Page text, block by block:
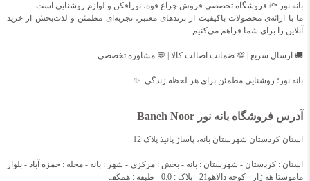
بانه نور 🔦 فروشگاه تخصصی فروش چراغ قوه، نورافکن و لوازم روشنایی است.
ما با ارائه‌ی محصولات باکیفیت از برندهای معتبر، تجربه‌ای مطمئن و لذت‌بخش از خرید
آنلاین را برای شما فراهم می‌کنیم.
🚚 ارسال سریع | 💯 ضمانت اصالت کالا | 💬 مشاوره تخصصی
بانه نور؛ روشنایی مطمئن برای هر لحظه زندگی. ✨
آدرس فروشگاه بانه نور Baneh Noor
استان کردستان شهرستان بانه، پاساژ پانیذ پلاک 12
استان : کردستان - شهرستان : بانه - بخش : مرکزی - شهر : بانه - محله : حمزه آباد - بلوار
ماموستا هه ژار - کوچه دالاهو21 - پلاک : 0.0 - طبقه : همکف